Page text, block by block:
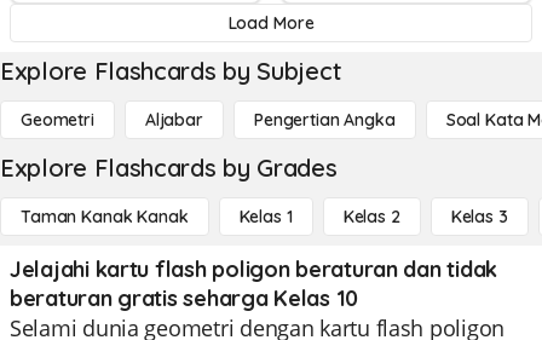
Load More
Explore Flashcards by Subject
Geometri Aljabar Pengertian Angka Soal Kata
Explore Flashcards by Grades
Taman Kanak Kanak Kelas 1 Kelas 2 Kelas 3
Jelajahi kartu flash poligon beraturan dan tidak
beraturan gratis seharga Kelas 10
Selami dunia geometri dengan kartu flash poligon